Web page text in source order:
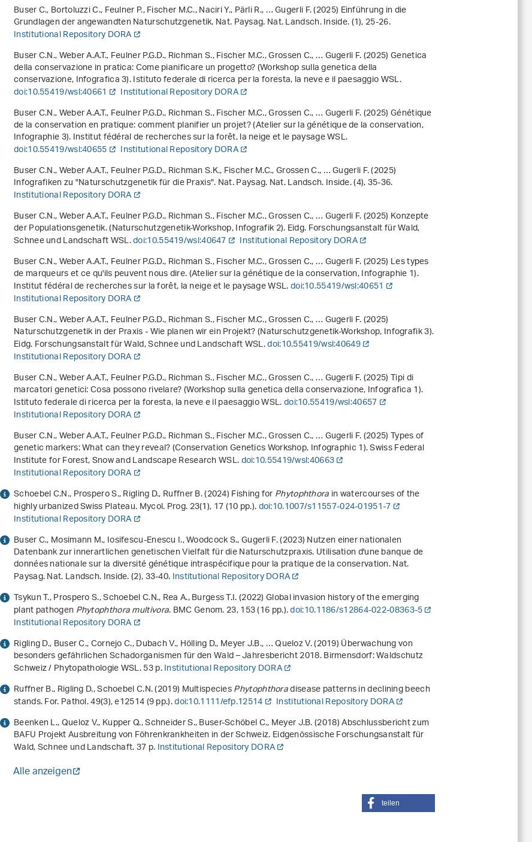
Buser C., Bortoluzzi C., Feulner P., Fischer M.C., Naciri Y., Pärli R., … Gugerli F. (2025) Einführung in die
Grundlagen der angewandten Naturschutzgenetik. Nat. Paysag. Nat. Landsch. Inside. (1), 25-26.
Institutional Repository DORA
Buser C.N., Weber A.A.T., Feulner P.G.D., Richman S., Fischer M.C., Grossen C., … Gugerli F. (2025)Genetica
della conservazione in pratica: Come pianificare un progetto?(Workshop sulla genetica della
conservazione, Infografica 3). Istituto federale di ricerca per la foresta, la neve e il paesaggio WSL.
doi:10.55419/wsl:40661
Institutional Repository DORA
Buser C.N., Weber A.A.T., Feulner P.G.D., Richman S., Fischer M.C., Grossen C., … Gugerli F. (2025)Génétique
de la conservation en pratique: comment planifier un projet?(Atelier sur la génétique de la conservation,
Infographie 3). Institut fédéral de recherches sur la forêt, la neige et le paysage WSL.
doi:10.55419/wsl:40655
Institutional Repository DORA
Buser C.N., Weber A.A.T., Feulner P.G.D., Richman S.K., Fischer M.C., Grossen C., … Gugerli F. (2025)
Infografiken zu "Naturschutzgenetik für die Praxis". Nat. Paysag. Nat. Landsch. Inside. (4), 35-36.
Institutional Repository DORA
Buser C.N., Weber A.A.T., Feulner P.G.D., Richman S., Fischer M.C., Grossen C., … Gugerli F. (2025)Konzepte
der Populationsgenetik. (Naturschutzgenetik-Workshop, Infografik 2). Eidg. Forschungsanstalt für Wald,
Schnee und Landschaft WSL.doi:10.55419/wsl:40647
Institutional Repository DORA
Buser C.N., Weber A.A.T., Feulner P.G.D., Richman S., Fischer M.C., Grossen C., … Gugerli F. (2025)Les types
de marqueurs et ce qu'ils peuvent nous dire. (Atelier sur la génétique de la conservation, Infographie 1).
Institut fédéral de recherches sur la forêt, la neige et le paysage WSL.doi:10.55419/wsl:40651
Institutional Repository DORA
Buser C.N., Weber A.A.T., Feulner P.G.D., Richman S., Fischer M.C., Grossen C., … Gugerli F. (2025)
Naturschutzgenetik in der Praxis - Wie planen wir ein Projekt?(Naturschutzgenetik-Workshop, Infografik 3).
Eidg. Forschungsanstalt für Wald, Schnee und Landschaft WSL.doi:10.55419/wsl:40649
Institutional Repository DORA
Buser C.N., Weber A.A.T., Feulner P.G.D., Richman S., Fischer M.C., Grossen C., … Gugerli F. (2025)Tipi di
marcatori genetici: Cosa possono rivelare?(Workshop sulla genetica della conservazione, Infografica 1).
Istituto federale di ricerca per la foresta, la neve e il paesaggio WSL.doi:10.55419/wsl:40657
Institutional Repository DORA
Buser C.N., Weber A.A.T., Feulner P.G.D., Richman S., Fischer M.C., Grossen C., … Gugerli F. (2025)Types of
genetic markers: What can they reveal?(Conservation Genetics Workshop, Infographic 1). Swiss Federal
Institute for Forest, Snow and Landscape Research WSL.doi:10.55419/wsl:40663
Institutional Repository DORA
Schoebel C.N., Prospero S., Rigling D., Ruffner B. (2024) Fishing forPhytophthorain watercourses of the
highly urbanized Swiss Plateau. Mycol. Prog.23(1), 17 (10 pp.).doi:10.1007/s11557-024-01951-7
Institutional Repository DORA
Buser C., Mosimann M., Iosifescu-Enescu I., Woodcock S., Gugerli F. (2023) Nutzen einer nationalen
Datenbank zur innerartlichen genetischen Vielfalt für die Naturschutzpraxis. Utilisation d'une banque de
données nationale sur la diversité génétique intraspécifique pour la pratique de la conservation. Nat.
Paysag. Nat. Landsch. Inside. (2), 33-40.Institutional Repository DORA
Tsykun T., Prospero S., Schoebel C.N., Rea A., Burgess T.I. (2022) Global invasion history of the emerging
plant pathogenPhytophthora multivora. BMC Genom.23, 153 (16 pp.).doi:10.1186/s12864-022-08363-5
Institutional Repository DORA
Rigling D., Buser C., Cornejo C., Dubach V., Hölling D., Meyer J.B., … Queloz V. (2019)Überwachung von
besonders gefährlichen Schadorganismen für den Wald – Jahresbericht 2018. Birmensdorf: Waldschutz
Schweiz / Phytopathologie WSL. 53 p.Institutional Repository DORA
Ruffner B., Rigling D., Schoebel C.N. (2019) MultispeciesPhytophthoradisease patterns in declining beech
stands. For. Pathol.49(3), e12514 (9 pp.).doi:10.1111/efp.12514
Institutional Repository DORA
Beenken L., Queloz V., Kupper Q., Schneider S., Buser-Schöbel C., Meyer J.B. (2018)Abschlussbericht zum
BAFU Projekt Ausbreitung von Föhrenkrankheiten in der Schweiz. Eidgenössische Forschungsanstalt für
Wald, Schnee und Landschaft. 37 p.Institutional Repository DORA
Alle anzeigen
teilen